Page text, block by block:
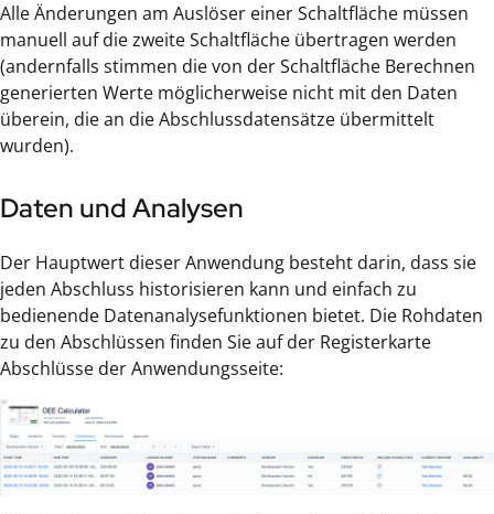
Alle Änderungen am Auslöser einer Schaltfläche müssen
manuell auf die zweite Schaltfläche übertragen werden
(andernfalls stimmen die von der Schaltfläche Berechnen
generierten Werte möglicherweise nicht mit den Daten
überein, die an die Abschlussdatensätze übermittelt
wurden).
Daten und Analysen
Der Hauptwert dieser Anwendung besteht darin, dass sie
jeden Abschluss historisieren kann und einfach zu
bedienende Datenanalysefunktionen bietet. Die Rohdaten
zu den Abschlüssen finden Sie auf der Registerkarte
Abschlüsse der Anwendungsseite: